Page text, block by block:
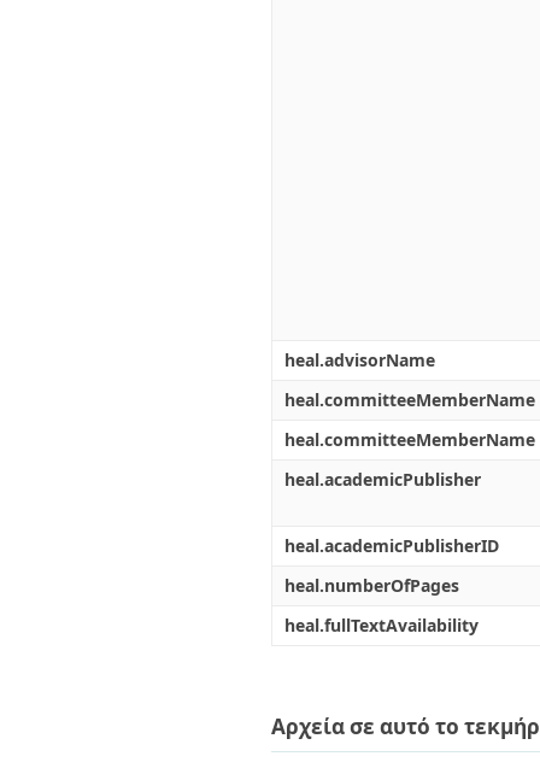
heal.advisorName
heal.committeeMemberName
heal.committeeMemberName
heal.academicPublisher
heal.academicPublisherID
heal.numberOfPages
heal.fullTextAvailability
Αρχεία σε αυτό το